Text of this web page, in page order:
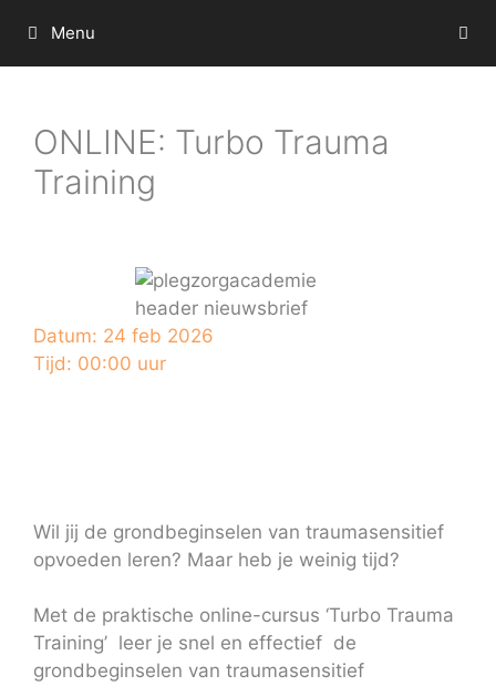
naar
de
Menu
ONLINE: Turbo Trauma
Training
Datum: 24 feb 2026
Tijd: 00:00 uur
Wil jij de grondbeginselen van traumasensitief
opvoeden leren? Maar heb je weinig tijd?
Met de praktische online-cursus ‘Turbo Trauma
Training’ leer je snel en effectief de
grondbeginselen van traumasensitief